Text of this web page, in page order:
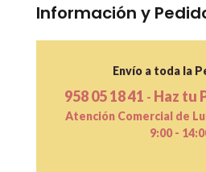
Información y
Envío a toda la
958 05 18 41 - Haz tu
Atención Comercial de
9:00 -